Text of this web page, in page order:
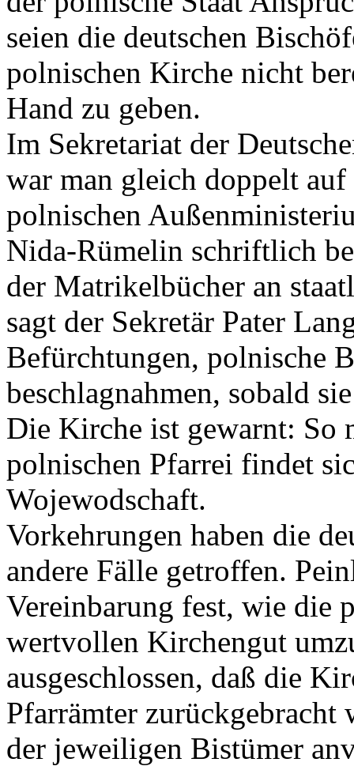
seien die deutschen
polnischen Kirche nicht
Hand zu geben.
Im Sekretariat der
war man gleich doppelt
polnischen
Nida-Rümelin schriftlich
der Matrikelbücher an
sagt der Sekretär Pater
Befürchtungen, polnische
beschlagnahmen, sobald
Die Kirche ist gewarnt: So
polnischen Pfarrei findet
Wojewodschaft.
Vorkehrungen haben die
andere Fälle getroffen.
Vereinbarung fest, wie die
wertvollen Kirchengut
ausgeschlossen, daß die
Pfarrämter zurückgebracht
der jeweiligen Bistümer